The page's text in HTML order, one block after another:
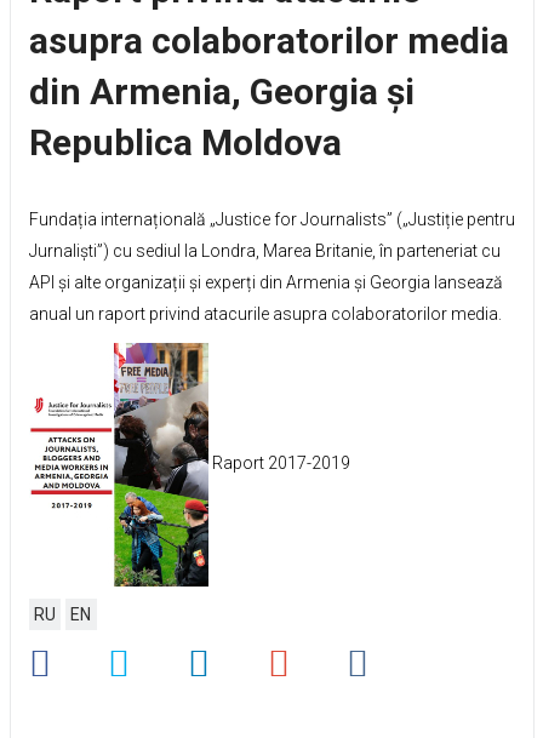
asupra colaboratorilor media
din Armenia, Georgia și
Republica Moldova
Fundația internațională „Justice for Journalists” („Justiție pentru
Jurnaliști”) cu sediul la Londra, Marea Britanie, în parteneriat cu
API și alte organizații și experți din Armenia și Georgia lansează
anual un raport privind atacurile asupra colaboratorilor media.
Raport 2017-2019
RU EN